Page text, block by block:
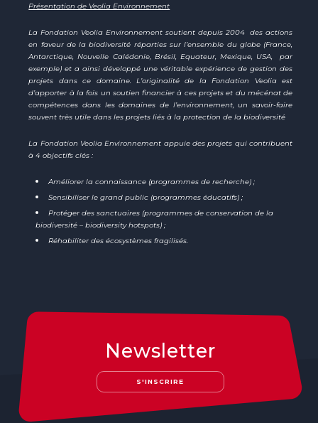
Présentation de Veolia Environnement
La Fondation Veolia Environnement soutient depuis 2004 des actions
en faveur de la biodiversité réparties sur l’ensemble du globe (France,
Antarctique, Nouvelle Calédonie, Brésil, Equateur, Mexique, USA, par
exemple) et a ainsi développé une véritable expérience de gestion des
projets dans ce domaine. L’originalité de la Fondation Veolia est
d’apporter à la fois un soutien financier à ces projets et du mécénat de
compétences dans les domaines de l’environnement, un savoir-faire
souvent très utile dans les projets liés à la protection de la biodiversité
La Fondation Veolia Environnement appuie des projets qui contribuent
à 4 objectifs clés :
Améliorer la connaissance (programmes de recherche) ;
Sensibiliser le grand public (programmes éducatifs) ;
Protéger des sanctuaires (programmes de conservation de la
biodiversité – biodiversity hotspots) ;
Réhabiliter des écosystèmes fragilisés.
Newsletter
S'INSCRIRE